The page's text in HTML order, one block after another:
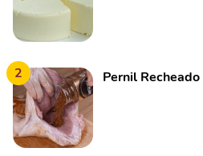
2 Pernil Recheado